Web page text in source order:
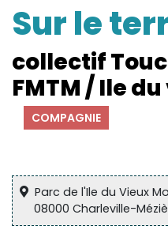
Sur le feu
(Actualités, annonces,
Sur le vif
(Agenda, spectacles,
(Fonctionnement,
Sur le terrain
(Portraits, actions,
Sur le
collectif
FMTM / Ile
COMPAGNIE
Parc de l'Ile du Vieux
08000 Charleville-